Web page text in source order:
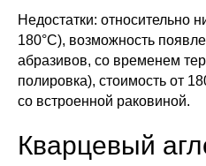
Недостатки: относительно
180°C), возможность
абразивов, со временем
полировка), стоимость от
со встроенной раковиной.
Кварцевый